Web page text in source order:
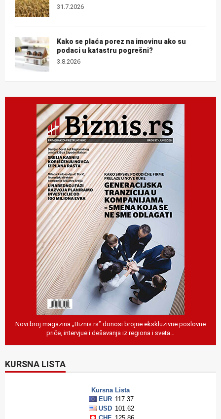
31.7.2026
Kako se plaća porez na imovinu ako su
podaci u katastru pogrešni?
3.8.2026
Novi broj magazina „Biznis.rs” donosi brojne ekskluzivne poslovne
priče, intervjue i dešavanja iz regiona i sveta…
KURSNA LISTA